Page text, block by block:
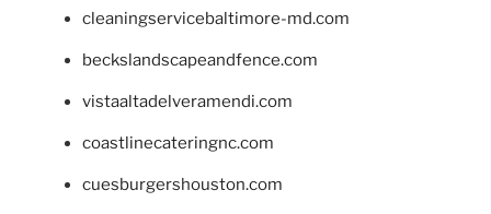
cleaningservicebaltimore-md.com
beckslandscapeandfence.com
vistaaltadelveramendi.com
coastlinecateringnc.com
cuesburgershouston.com